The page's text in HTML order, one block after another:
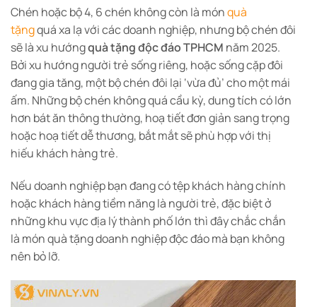
Chén hoặc bộ 4, 6 chén không còn là mónquà
tặngquá xa lạ với các doanh nghiệp, nhưng bộ chén đôi
sẽ là xu hướngquà tặng độc đáo TPHCM năm 2025.
Bởi xu hướng người trẻ sống riêng, hoặc sống cặp đôi
đang gia tăng, một bộ chén đôi lại ‘vừa đủ’ cho một mái
ấm. Những bộ chén không quá cầu kỳ, dung tích có lớn
hơn bát ăn thông thường, hoạ tiết đơn giản sang trọng
hoặc hoạ tiết dễ thương, bắt mắt sẽ phù hợp với thị
hiếu khách hàng trẻ.
Nếu doanh nghiệp bạn đang có tệp khách hàng chính
hoặc khách hàng tiềm năng là người trẻ, đặc biệt ở
những khu vực địa lý thành phố lớn thì đây chắc chắn
là món quà tặng doanh nghiệp độc đáo mà bạn không
nên bỏ lỡ.